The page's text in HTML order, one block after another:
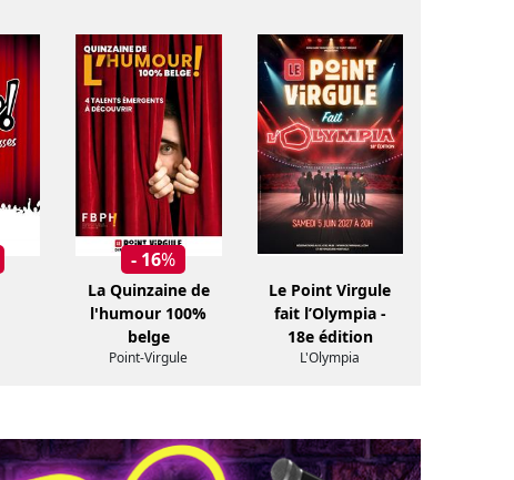
- 16%
La Quinzaine de
l'humour 100%
belge
Point-Virgule
Le Point Virgule
fait l’Olympia -
18e édition
L'Olympia